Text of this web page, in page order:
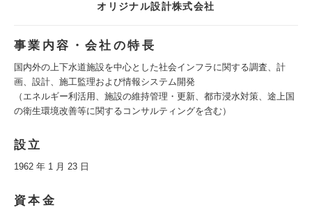
オリジナル設計株式会社
事業内容・会社の特長
国内外の上下水道施設を中心とした社会インフラに関する調査、計
画、設計、施工監理および情報システム開発
（エネルギー利活用、施設の維持管理・更新、都市浸水対策、途上国
の衛生環境改善等に関するコンサルティングを含む）
設立
1962 年 1 月 23 日
資本金